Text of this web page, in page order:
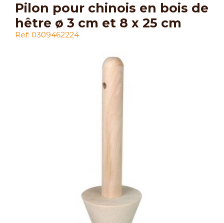
pilon pour chinois en bois de
hêtre ø 3 cm et 8 x 25 cm
Ref: 0309462224